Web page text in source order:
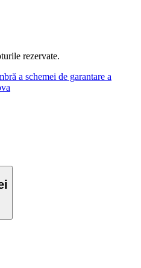
rezervate.
a schemei de garantare a